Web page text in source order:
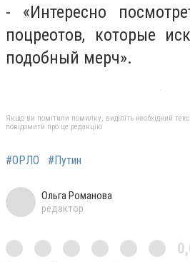
- «Интересно
поцреотов, которые
подобный мерч».
Якщо ви помітили помилку, виділіть необхідний
повідомити про це редакцію
#ОРЛО #Путин
Ольга Романова
редактор